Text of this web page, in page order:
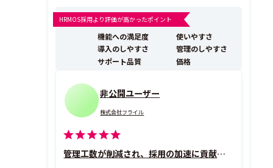
やChatworkとの連携による現場メンバーへのスピーデ
ィーな情報共有により、現場メンバーが積極的に採用に
参画できる状態の実現をサポートします。 ...
HRMOS採用より評価が高かったポイント
機能への満足度
使いやすさ
導入のしやすさ
管理のしやすさ
サポート品質
価格
非公開ユーザー
株式会社フライル
管理工数が削減され、採用の加速に貢献してくれています